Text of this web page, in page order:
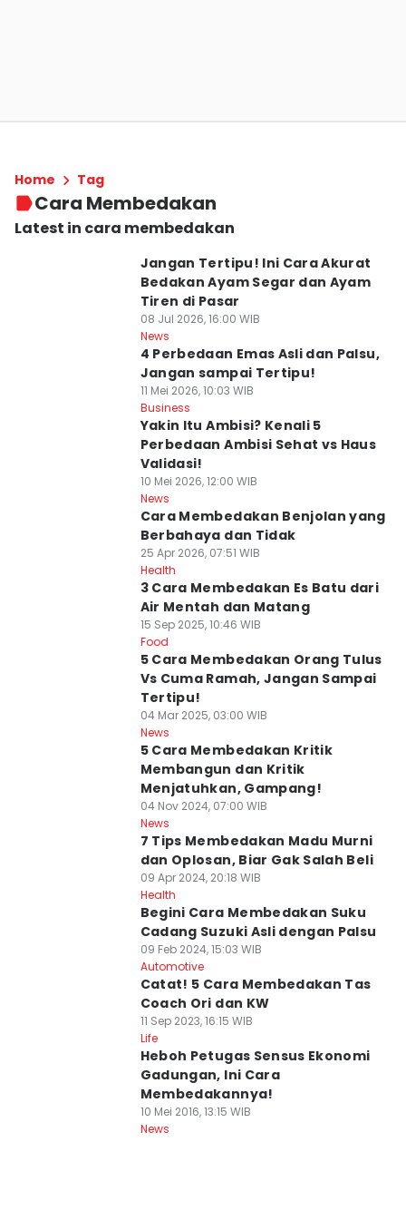
Home Tag
Cara Membedakan
Latest in cara membedakan
Jangan Tertipu! Ini Cara Akurat
Bedakan Ayam Segar dan Ayam
Tiren di Pasar
08 Jul 2026, 16:00 WIB
News
4 Perbedaan Emas Asli dan Palsu,
Jangan sampai Tertipu!
11 Mei 2026, 10:03 WIB
Business
Yakin Itu Ambisi? Kenali 5
Perbedaan Ambisi Sehat vs Haus
Validasi!
10 Mei 2026, 12:00 WIB
News
Cara Membedakan Benjolan yang
Berbahaya dan Tidak
25 Apr 2026, 07:51 WIB
Health
3 Cara Membedakan Es Batu dari
Air Mentah dan Matang
15 Sep 2025, 10:46 WIB
Food
5 Cara Membedakan Orang Tulus
Vs Cuma Ramah, Jangan Sampai
Tertipu!
04 Mar 2025, 03:00 WIB
News
5 Cara Membedakan Kritik
Membangun dan Kritik
Menjatuhkan, Gampang!
04 Nov 2024, 07:00 WIB
News
7 Tips Membedakan Madu Murni
dan Oplosan, Biar Gak Salah Beli
09 Apr 2024, 20:18 WIB
Health
Begini Cara Membedakan Suku
Cadang Suzuki Asli dengan Palsu
09 Feb 2024, 15:03 WIB
Automotive
Catat! 5 Cara Membedakan Tas
Coach Ori dan KW
11 Sep 2023, 16:15 WIB
Life
Heboh Petugas Sensus Ekonomi
Gadungan, Ini Cara
Membedakannya!
10 Mei 2016, 13:15 WIB
News